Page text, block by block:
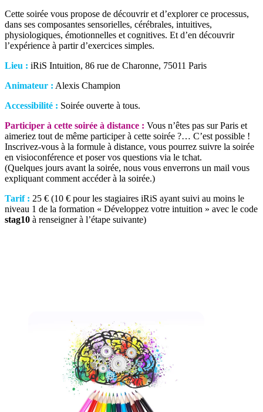
Cette soirée vous propose de découvrir et d’explorer ce processus,
dans ses composantes sensorielles, cérébrales, intuitives,
physiologiques, émotionnelles et cognitives. Et d’en découvrir
l’expérience à partir d’exercices simples.
Lieu : iRiS Intuition, 86 rue de Charonne, 75011 Paris
Animateur : Alexis Champion
Accessibilité : Soirée ouverte à tous.
Participer à cette soirée à distance : Vous n’êtes pas sur Paris et
aimeriez tout de même participer à cette soirée ?… C’est possible !
Inscrivez-vous à la formule à distance, vous pourrez suivre la soirée
en visioconférence et poser vos questions via le tchat.
(Quelques jours avant la soirée, nous vous enverrons un mail vous
expliquant comment accéder à la soirée.)
Tarif : 25 € (10 € pour les stagiaires iRiS ayant suivi au moins le
niveau 1 de la formation « Développez votre intuition » avec le code
stag10 à renseigner à l’étape suivante)